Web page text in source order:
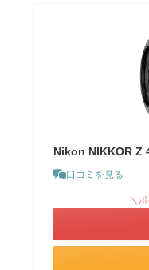
Nikon NIKKOR Z
口コミを見る
＼